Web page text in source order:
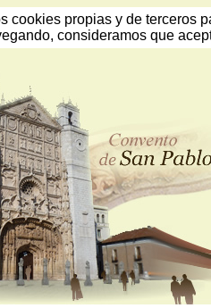
cookies propias y de terceros
consideramos que